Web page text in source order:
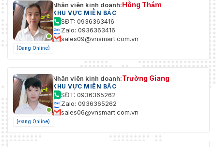
(Đang Online)
Nhân viên kinh doanh:Hồng Thắm
KHU VỰC MIỀN BẮC
SĐT: 0936363416
Zalo: 0936363416
sales09@vnsmart.com.vn
(Đang Online)
Nhân viên kinh doanh:Trường Giang
KHU VỰC MIỀN BẮC
SĐT: 0936365262
Zalo: 0936365262
sales06@vnsmart.com.vn